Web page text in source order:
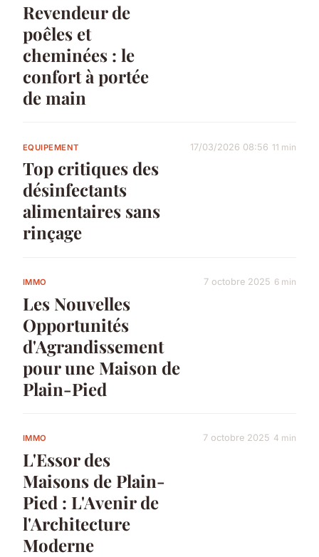
Revendeur de
poêles et
cheminées : le
confort à portée
de main
EQUIPEMENT
Top critiques des
désinfectants
alimentaires sans
rinçage
17/03/2026 08:56 11 min
IMMO
Les Nouvelles
Opportunités
d'Agrandissement
pour une Maison de
Plain-Pied
7 octobre 2025 6 min
IMMO
L'Essor des
Maisons de Plain-
Pied : L'Avenir de
l'Architecture
Moderne
7 octobre 2025 4 min